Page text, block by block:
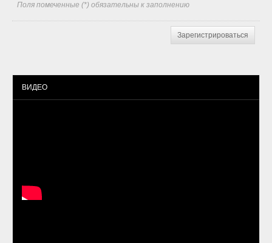
Поля помеченные (*) обязательны к заполнению
Зарегистрироваться
ВИДЕО